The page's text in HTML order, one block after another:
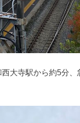
大寺駅から約5分